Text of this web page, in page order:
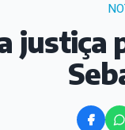
justiça